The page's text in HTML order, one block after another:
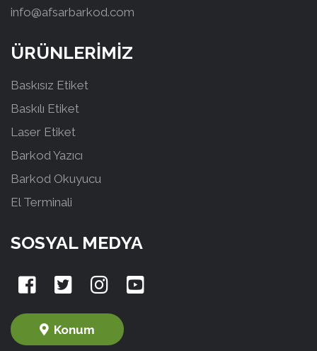
info@afsarbarkod.com
ÜRÜNLERİMİZ
Baskısız Etiket
Baskılı Etiket
Laser Etiket
Barkod Yazıcı
Barkod Okuyucu
El Terminali
SOSYAL MEDYA
Konum